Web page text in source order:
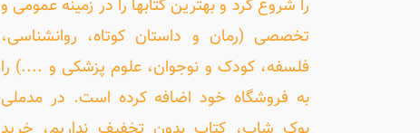
را شروع کرد و بهترین کتابها را در زمینه عمومی و
تخصصی (رمان و داستان کوتاه، روانشناسی،
فلسفه، کودک و نوجوان، علوم پزشکی و ....) را
به فروشگاه خود اضافه کرده است. در مدملی